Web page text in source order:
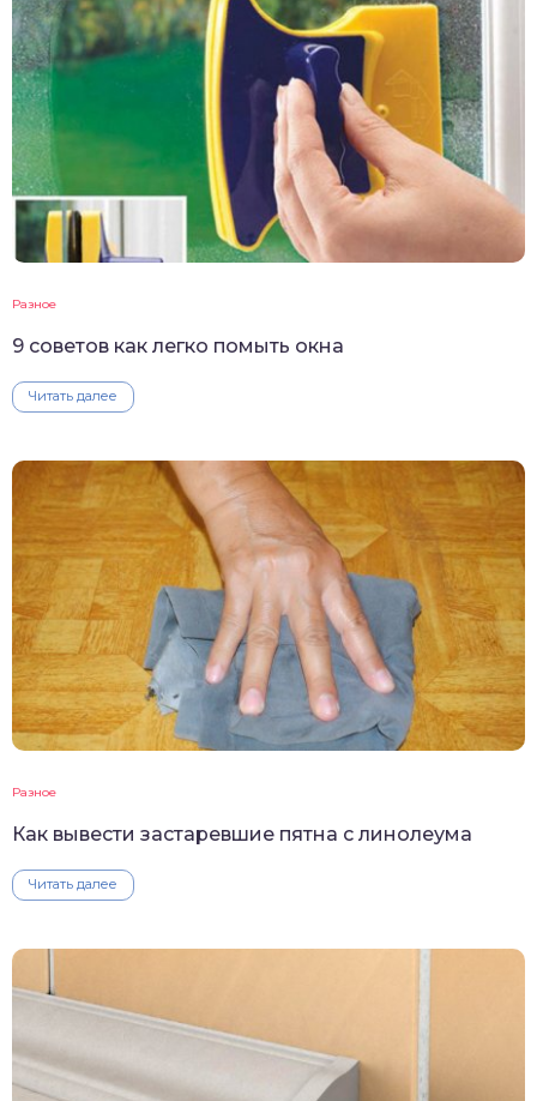
Разное
9 советов как легко помыть окна
Читать далее
Разное
Как вывести застаревшие пятна с линолеума
Читать далее